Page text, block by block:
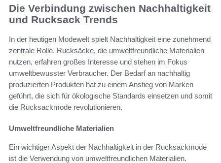
Die Verbindung zwischen Nachhaltigkeit
und Rucksack Trends
In der heutigen Modewelt spielt Nachhaltigkeit eine zunehmend
zentrale Rolle. Rucksäcke, die umweltfreundliche Materialien
nutzen, erfahren großes Interesse und stehen im Fokus
umweltbewusster Verbraucher. Der Bedarf an nachhaltig
produzierten Produkten hat zu einem Anstieg von Marken
geführt, die sich für ökologische Standards einsetzen und somit
die Rucksackmode revolutionieren.
Umweltfreundliche Materialien
Ein wichtiger Aspekt der Nachhaltigkeit in der Rucksackmode
ist die Verwendung von umweltfreundlichen Materialien.